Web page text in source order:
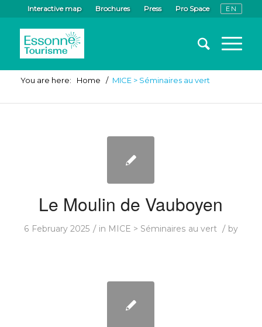
Interactive map Brochures Press Pro Space
You are here: Home / MICE > Séminaires au vert
Le Moulin de Vauboyen
6 February 2025 / in MICE > Séminaires au vert / by